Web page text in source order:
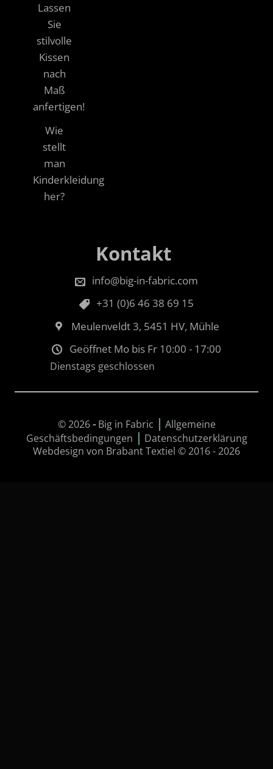
Lassen
Sie
stilvolle
Kissen
nach
Maß
anfertigen!
Wie
stellt
man
Kinderkleidung
her?
Kontakt
info@big-in-fabric.com
+31 (0)6 46 38 69 15
Meulenveldt 3, 5451 HV, Mühle
Geöffnet Mo bis Fr 10:00 - 17:00
Dienstags geschlossen
© 2026-Big in Fabric | Allgemeine
Geschäftsbedingungen | Datenschutzerklärung
Webdesign von Brabant Textiel © 2016 - 2026